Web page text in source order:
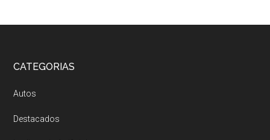
Footer
CATEGORIAS
Autos
Destacados